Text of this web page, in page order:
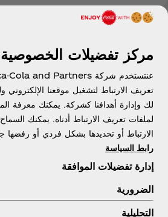
العام. إنها القوة الموسيقية الأكثر
الصين وتحظى بحب العلامات التجارية
مصر | عربي
معلومات عنا
مركز تفضيلات الخصوصية
تعريف الارتباط لتشغيل موقعنا
لك وإدارة أهدافنا كشركة. يمكنك معرفة
لملفات تعريف الارتباط أدناه. يمكنك
الارتباط أو تحديدها بشكل فردي أو رفضها
رابط السياسة
إدارة تفضيلات الموافقة
الضرورية
التحليلية